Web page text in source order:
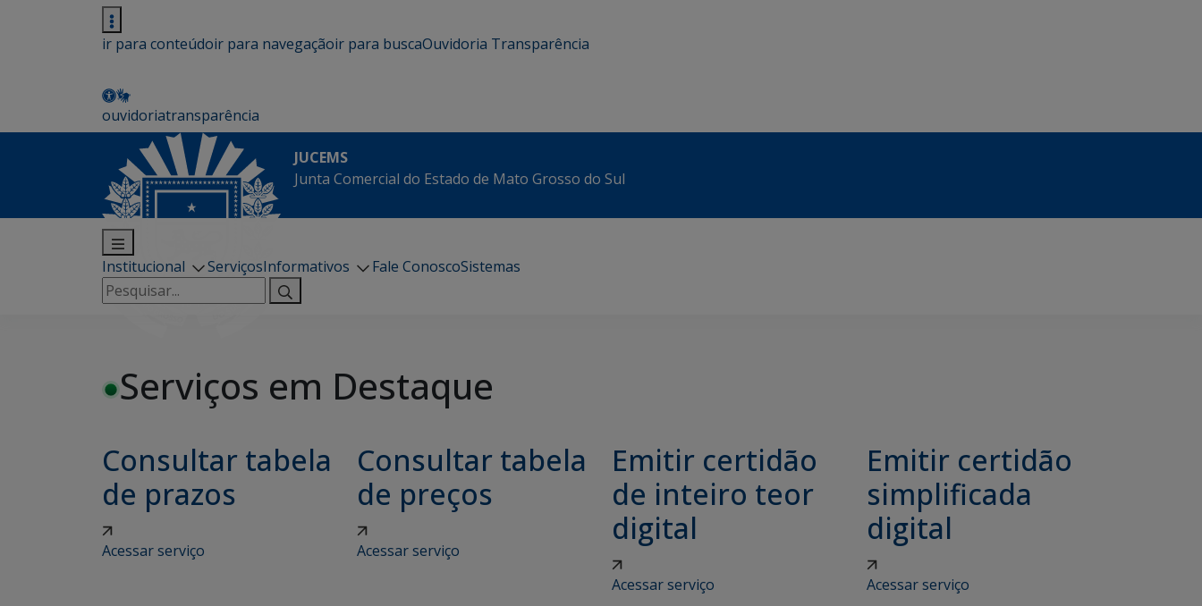
ir para conteúdoir para navegaçãoir para buscaOuvidoria Transparência
ouvidoriatransparência
JUCEMS
Junta Comercial do Estado de Mato Grosso do Sul
Institucional ServiçosInformativos Fale ConoscoSistemas
Pesquisar
por:
Serviços em Destaque
Consultar tabela
de prazos
Acessar serviço
Consultar tabela
de preços
Acessar serviço
Emitir certidão
de inteiro teor
digital
Acessar serviço
Emitir certidão
simplificada
digital
Acessar serviço